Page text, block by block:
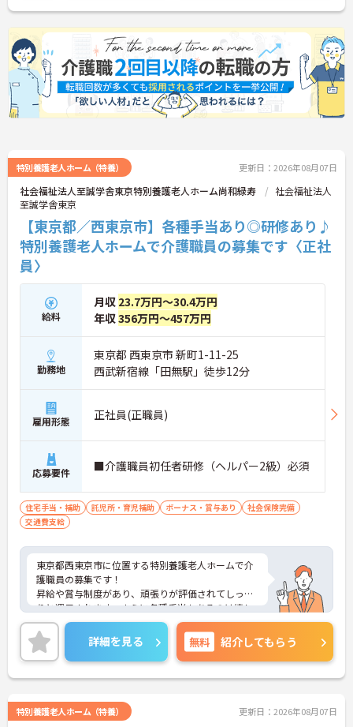
特別養護老人ホーム（特養） 更新日：2026年08月07日
社会福祉法人至誠学舎東京特別養護老人ホーム尚和緑寿
社会福祉法人
至誠学舎東京
【東京都／西東京市】各種手当あり◎研修あり♪
特別養護老人ホームで介護職員の募集です〈正社
員〉
給料
月収 23.7万円～30.4万円
年収356万円～457万円
勤務地
東京都 西東京市 新町1-11-25
西武新宿線「田無駅」徒歩12分
雇用形態 正社員(正職員)
応募要件 ■介護職員初任者研修（ヘルパー2級）必須
住宅手当・補助 託児所・育児補助 ボーナス・賞与あり
社会保険完備
交通費支給
東京都西東京市に位置する特別養護老人ホームで介
護職員の募集です！
昇給や賞与制度があり、頑張りが評価されてしっか
りと還元されます。さらに各種手当もあるのは嬉し
いポイントです◎残業ほぼなしのため仕事と私生活
の調和がとりやすい環境となっております！丁寧な
研修とフォロー体制で、ご自身のスキルアップもで
きます！
こちらの求人にご興味がございましたら面接のポイ
ます。
詳細を見る 無料 紹介してもらう
特別養護老人ホーム（特養） 更新日：2026年08月07日